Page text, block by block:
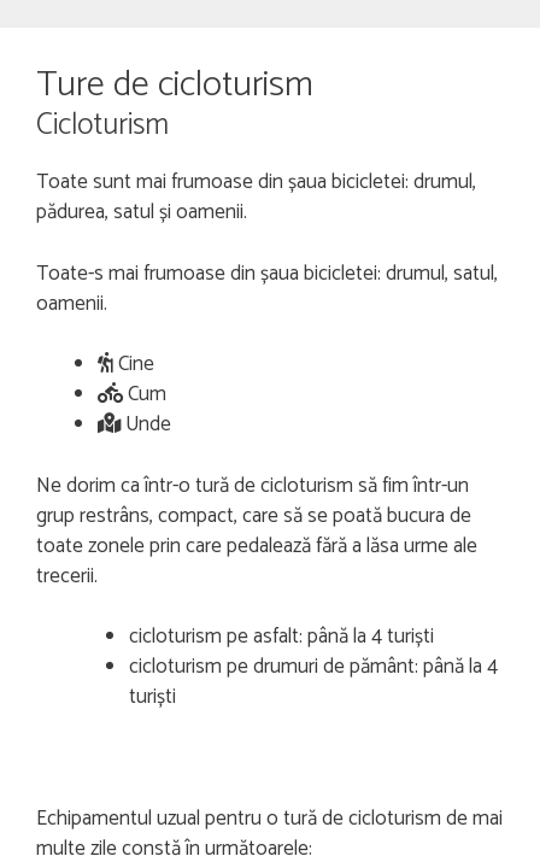
Ture de cicloturism
Cicloturism
Toate sunt mai frumoase din șaua bicicletei: drumul,
pădurea, satul și oamenii.
Toate-s mai frumoase din șaua bicicletei: drumul, satul,
oamenii.
Cine
Cum
Unde
Ne dorim ca într-o tură de cicloturism să fim într-un
grup restrâns, compact, care să se poată bucura de
toate zonele prin care pedalează fără a lăsa urme ale
trecerii.
cicloturism pe asfalt: până la 4 turiști
cicloturism pe drumuri de pământ: până la 4
turiști
Echipamentul uzual pentru o tură de cicloturism de mai
multe zile constă în următoarele: